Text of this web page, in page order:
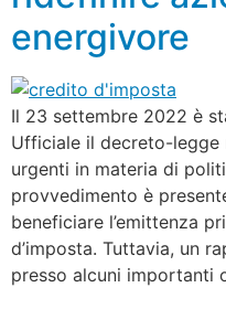
energivore
Il 23 settembre 2022 è
Ufficiale il decreto-legge
urgenti in materia di
provvedimento è
beneficiare l’emittenza
d’imposta. Tuttavia, un
presso alcuni importanti